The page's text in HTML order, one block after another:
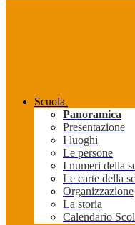
Scuola
Panoramica
Presentazione
I luoghi
Le persone
I numeri della
Le carte della
Organizzazione
La storia
Calendario